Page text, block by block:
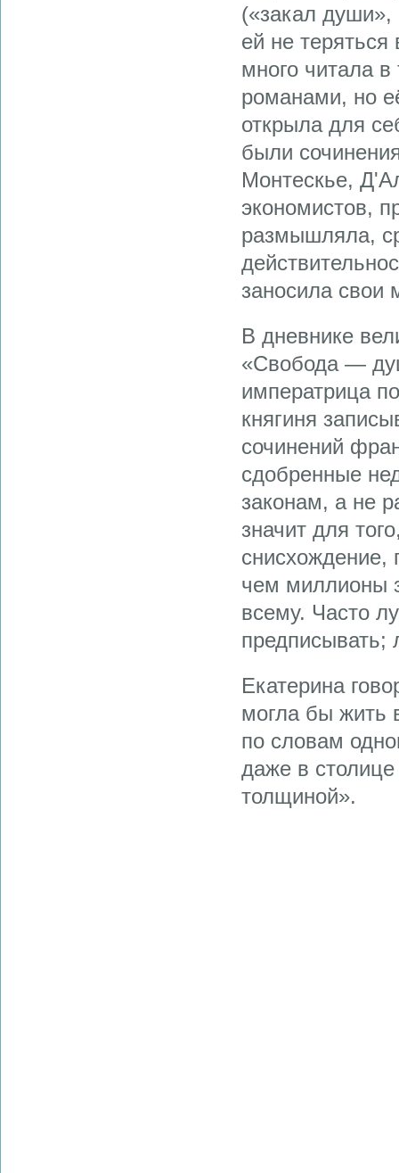
(«закал души»,
ей не
много читала
романами, но
открыла для
были
Монтескье,
экономистов,
размышляла,
заносила свои
В дневнике
«Свобода —
императрица
княгиня
сочинений
сдобренные
законам, а не
значит для
снисхождение,
чем миллионы
всему. Часто
предписывать;
Екатерина
могла бы жить
по словам
даже в
толщиной».